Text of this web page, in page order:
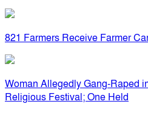
821 Farmers Receive Farmer
Woman Allegedly Gang-Raped
Religious Festival; One Held